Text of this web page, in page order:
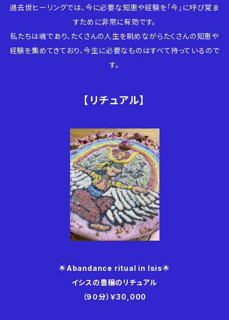
過去世ヒーリングでは、今に必要な知恵や経験を「今」に呼び覚ま
すために非常に有効です。
私たちは魂であり、たくさんの人生を眺めながらたくさんの知恵や
経験を集めてきており、今生に必要なものはすべて持っているので
す。
【リチュアル】
🌟Abandance ritual in Isis🌟
イシスの豊穣のリチュアル
（９０分）￥30,000